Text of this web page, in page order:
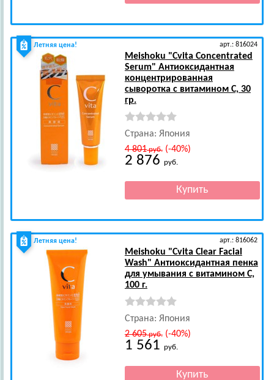
Летняя цена! арт.: 816024
Meishoku "Cvita Concentrated
Serum" Антиоксидантная
концентрированная
сыворотка с витамином С, 30
гр.
Страна: Япония
4 801руб.(-40%)
2 876 руб.
Летняя цена! арт.: 816062
Meishoku "Cvita Clear Facial
Wash" Антиоксидантная пенка
для умывания с витамином С,
100 г.
Страна: Япония
2 605руб.(-40%)
1 561 руб.